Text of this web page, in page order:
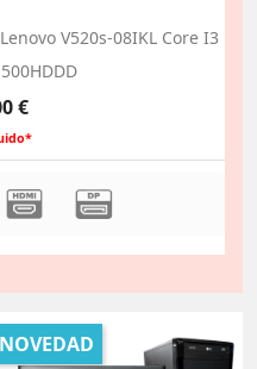
V520s-08IKL Core I3
€
NOVEDAD